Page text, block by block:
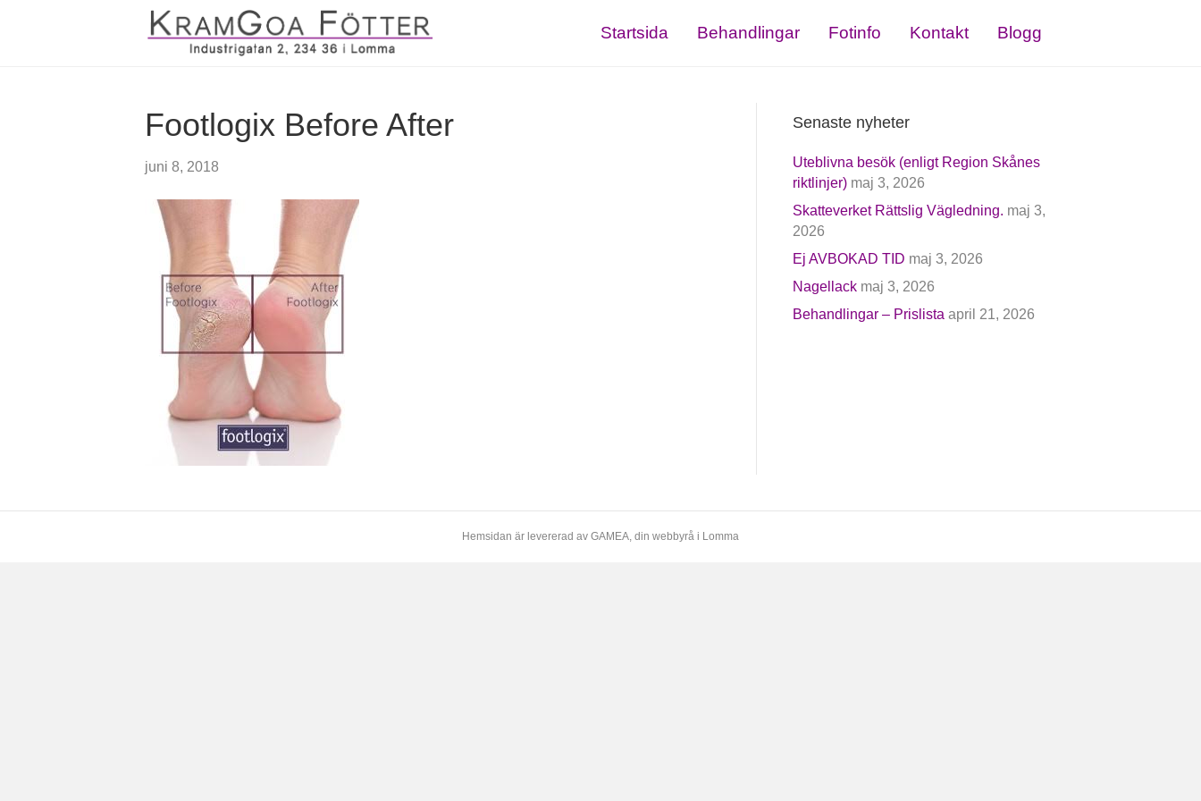
Startsida Behandlingar Fotinfo Kontakt Blogg
Footlogix Before After
juni 8, 2018
Senaste nyheter
Uteblivna besök (enligt Region Skånes
riktlinjer) maj 3, 2026
Skatteverket Rättslig Vägledning. maj 3,
2026
Ej AVBOKAD TID maj 3, 2026
Nagellack maj 3, 2026
Behandlingar – Prislista april 21, 2026
Hemsidan är levererad av GAMEA, din webbyrå i Lomma